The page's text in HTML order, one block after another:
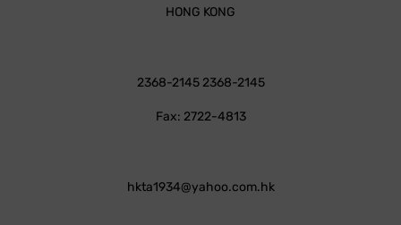
HONG KONG
2368-2145 2368-2145
Fax: 2722-4813
hkta1934@yahoo.com.hk